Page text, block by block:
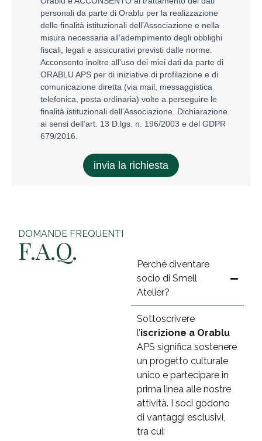
DOMANDE FREQUENTI
F.A.Q.
Perché diventare
socio di Smell
Atelier?
Sottoscrivere
l’iscrizione a Orablu
APS significa sostenere
un progetto culturale
unico e partecipare in
prima linea alle nostre
attività. I soci godono
di vantaggi esclusivi,
tra cui: